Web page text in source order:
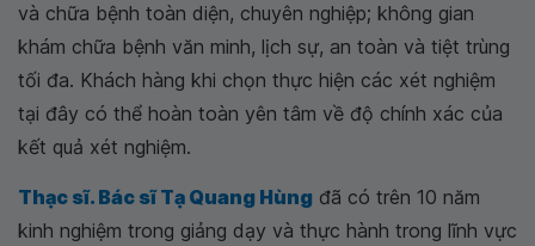
và chữa bệnh toàn diện, chuyên nghiệp; không gian
khám chữa bệnh văn minh, lịch sự, an toàn và tiệt trùng
tối đa. Khách hàng khi chọn thực hiện các xét nghiệm
tại đây có thể hoàn toàn yên tâm về độ chính xác của
kết quả xét nghiệm.
Thạc sĩ. Bác sĩ Tạ Quang Hùng đã có trên 10 năm
kinh nghiệm trong giảng dạy và thực hành trong lĩnh vực